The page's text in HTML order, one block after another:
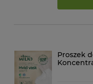
Proszek